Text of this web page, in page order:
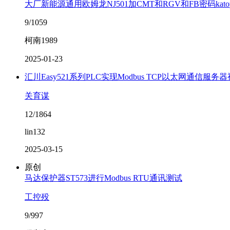
大厂新能源通用欧姆龙NJ501加CMT和RGV和FB密码
9/1059
柯南1989
2025-01-23
汇川Easy521系列PLC实现Modbus TCP以太网通信服务
关育谋
12/1864
lin132
2025-03-15
原创
马达保护器ST573进行Modbus RTU通讯测试
工控殁
9/997